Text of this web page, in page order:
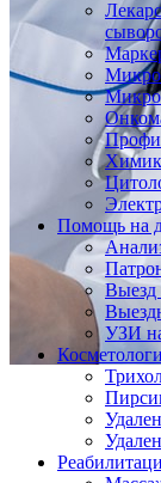
Помощь на
Выезд
УЗИ